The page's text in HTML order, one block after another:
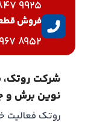
9925 847 0912
فروش
8952 967 0912
شرکت روتک،
نوین برش و